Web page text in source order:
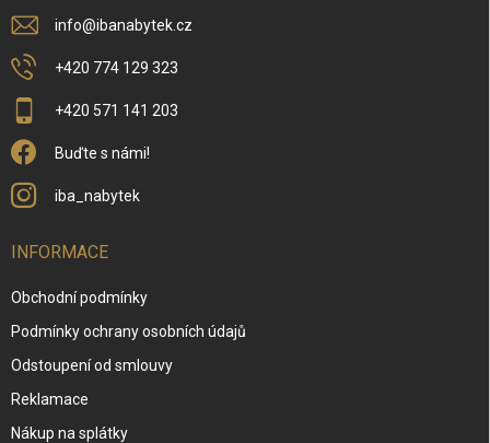
info@ibanabytek.cz
+420 774 129 323
+420 571 141 203
Buďte s námi!
iba_nabytek
INFORMACE
Obchodní podmínky
Podmínky ochrany osobních údajů
Odstoupení od smlouvy
Reklamace
Nákup na splátky